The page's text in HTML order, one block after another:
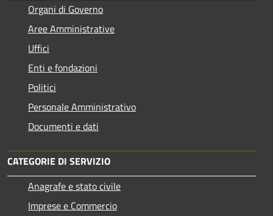
Organi di Governo
Aree Amministrative
Uffici
Enti e fondazioni
Politici
Personale Amministrativo
Documenti e dati
CATEGORIE DI SERVIZIO
Anagrafe e stato civile
Imprese e Commercio